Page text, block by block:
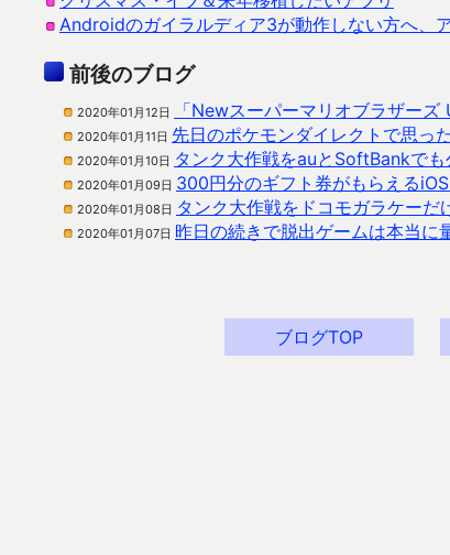
Androidのガイラルディア3が動作しない方へ、
前後のブログ
2020年01月12日 「Newスーパーマリオブラザー
2020年01月11日 先日のポケモンダイレクトで思っ
2020年01月10日 タンク大作戦をauとSoftBankで
2020年01月09日 300円分のギフト券がもらえるiOS
2020年01月08日 タンク大作戦をドコモガラケーだ
2020年01月07日 昨日の続きで脱出ゲームは本当に
ブログTOP